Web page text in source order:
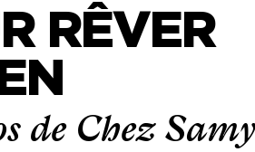
RÊVER
de Chez Samy